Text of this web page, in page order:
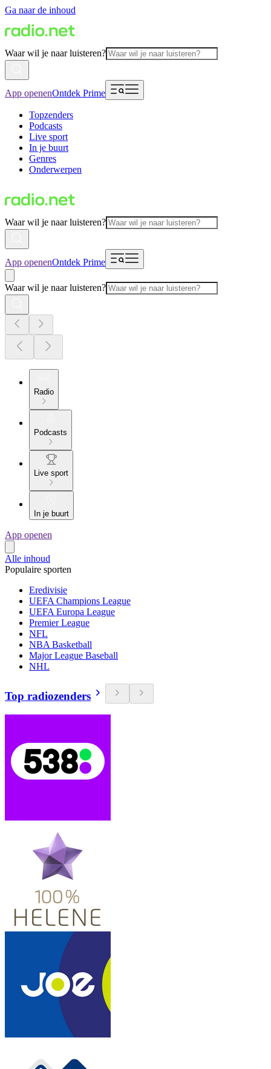
Ga naar de inhoud
Waar wil je naar luisteren?
App openenOntdek Prime
Topzenders
Podcasts
Live sport
In je buurt
Genres
Onderwerpen
Waar wil je naar luisteren?
App openenOntdek Prime
Waar wil je naar luisteren?
Radio
Podcasts
Live sport
In je buurt
App openen
Alle inhoud
Populaire sporten
Eredivisie
UEFA Champions League
UEFA Europa League
Premier League
NFL
NBA Basketball
Major League Baseball
NHL
Top radiozenders